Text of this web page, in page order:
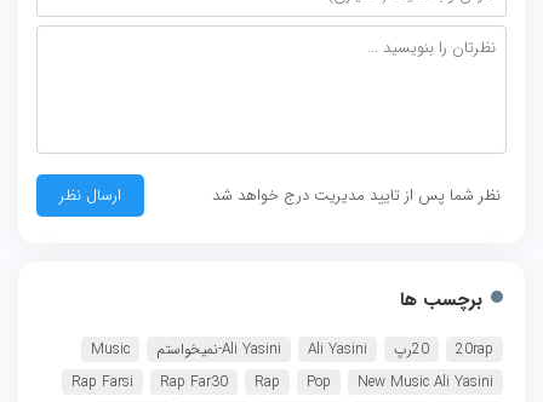
نظر شما پس از تایید مدیریت درج خواهد شد
برچسب ها
20rap 20رپ Ali Yasini Ali Yasini-نمیخواستم
Music
New Music Ali Yasini
Pop
Rap
Rap Far30
Rap Farsi